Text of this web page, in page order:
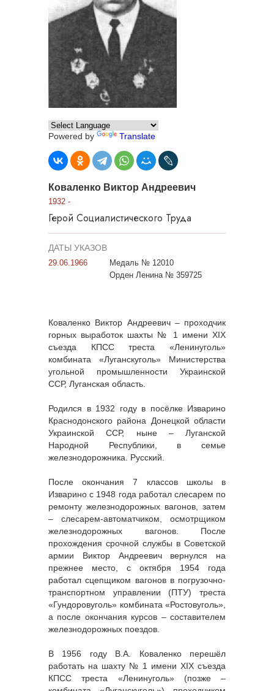
Powered by Translate
Коваленко Виктор Андреевич
1932 -
Герой Социалистического Труда
ДАТЫ УКАЗОВ
29.06.1966
Медаль № 12010
Орден Ленина № 359725
Коваленко Виктор Андреевич – проходчик
горных выработок шахты № 1 имени XIX
съезда КПСС треста «Ленинуголь»
комбината «Луганскуголь» Министерства
угольной промышленности Украинской
ССР, Луганская область.
Родился в 1932 году в посёлке Изварино
Краснодонского района Донецкой области
Украинской ССР, ныне – Луганской
Народной Республики, в семье
железнодорожника. Русский.
После окончания 7 классов школы в
Изварино с 1948 года работал слесарем по
ремонту железнодорожных вагонов, затем
– слесарем-автоматчиком, осмотрщиком
железнодорожных вагонов. После
прохождения срочной службы в Советской
армии Виктор Андреевич вернулся на
прежнее место, с октября 1954 года
работал сцепщиком вагонов в погрузочно-
транспортном управлении (ПТУ) треста
«Гундоровуголь» комбината «Ростовуголь»,
а после окончания курсов – составителем
железнодорожных поездов.
В 1956 году В.А. Коваленко перешёл
работать на шахту № 1 имени XIX съезда
КПСС треста «Ленинуголь» (позже –